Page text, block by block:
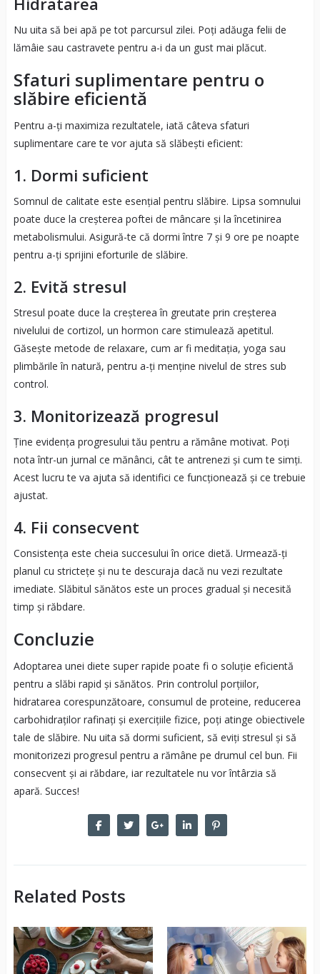
Nu uita să bei apă pe tot parcursul zilei. Poți adăuga felii de
lămâie sau castravete pentru a-i da un gust mai plăcut.
Sfaturi suplimentare pentru o
slăbire eficientă
Pentru a-ți maximiza rezultatele, iată câteva sfaturi
suplimentare care te vor ajuta să slăbești eficient:
1. Dormi suficient
Somnul de calitate este esențial pentru slăbire. Lipsa somnului
poate duce la creșterea poftei de mâncare și la încetinirea
metabolismului. Asigură-te că dormi între 7 și 9 ore pe noapte
pentru a-ți sprijini eforturile de slăbire.
2. Evită stresul
Stresul poate duce la creșterea în greutate prin creșterea
nivelului de cortizol, un hormon care stimulează apetitul.
Găsește metode de relaxare, cum ar fi meditația, yoga sau
plimbările în natură, pentru a-ți menține nivelul de stres sub
control.
3. Monitorizează progresul
Ține evidența progresului tău pentru a rămâne motivat. Poți
nota într-un jurnal ce mănânci, cât te antrenezi și cum te simți.
Acest lucru te va ajuta să identifici ce funcționează și ce trebuie
ajustat.
4. Fii consecvent
Consistența este cheia succesului în orice dietă. Urmează-ți
planul cu strictețe și nu te descuraja dacă nu vezi rezultate
imediate. Slăbitul sănătos este un proces gradual și necesită
timp și răbdare.
Concluzie
Adoptarea unei diete super rapide poate fi o soluție eficientă
pentru a slăbi rapid și sănătos. Prin controlul porțiilor,
hidratarea corespunzătoare, consumul de proteine, reducerea
carbohidraților rafinați și exercițiile fizice, poți atinge obiectivele
tale de slăbire. Nu uita să dormi suficient, să eviți stresul și să
monitorizezi progresul pentru a rămâne pe drumul cel bun. Fii
consecvent și ai răbdare, iar rezultatele nu vor întârzia să
apară. Succes!
Related Posts